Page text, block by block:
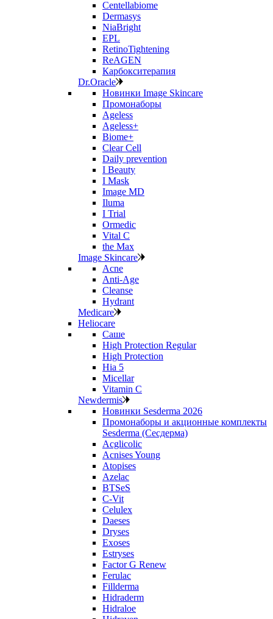
Centellabiome
Dermasys
NiaBright
EPL
RetinoTightening
ReAGEN
Карбокситерапия
Dr.Oracle
Новинки Image Skincare
Промонаборы
Ageless
Ageless+
Biome+
Clear Cell
Daily prevention
I Beauty
I Mask
Image MD
Iluma
I Trial
Ormedic
Vital C
the Max
Image Skincare
Acne
Anti‑Age
Cleanse
Hydrant
Medicare
Heliocare
Саше
High Protection Regular
High Protection
Hia 5
Micellar
Vitamin C
Newdermis
Новинки Sesderma 2026
Промонаборы и акционные комплекты
Sesderma (Сесдерма)
Acglicolic
Acnises Young
Atopises
Azelac
BTSeS
C‑Vit
Celulex
Daeses
Dryses
Exoses
Estryses
Factor G Renew
Ferulac
Fillderma
Hidraderm
Hidraloe